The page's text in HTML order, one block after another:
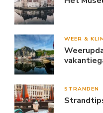
WEER &
STRANDEN